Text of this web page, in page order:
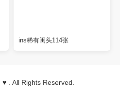
ins稀有闺头114张
♥ . All Rights Reserved.